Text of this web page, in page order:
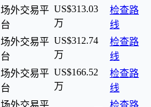
场外交易平
台
US$313.03
万
检查路
线
场外交易平
台
US$312.74
万
检查路
线
场外交易平
台
US$166.52
万
检查路
线